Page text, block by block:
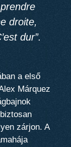
droite,
dur”.
a első
Márquez
zárjon. A